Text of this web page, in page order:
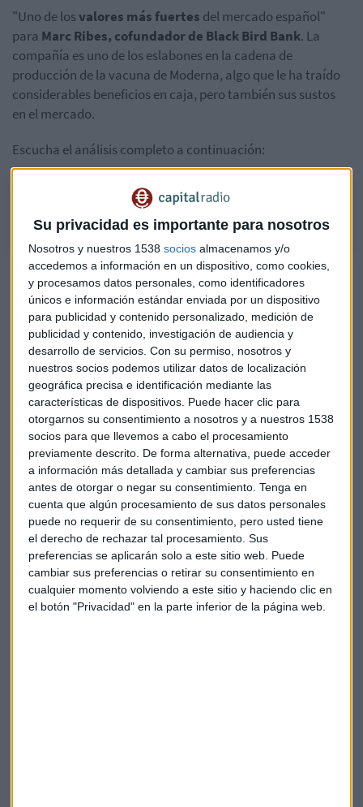
Su privacidad es importante para nosotros
Nosotros y nuestros 1538 socios almacenamos y/o
accedemos a información en un dispositivo, como cookies,
y procesamos datos personales, como identificadores
únicos e información estándar enviada por un dispositivo
para publicidad y contenido personalizado, medición de
publicidad y contenido, investigación de audiencia y
desarrollo de servicios. Con su permiso, nosotros y
nuestros socios podemos utilizar datos de localización
geográfica precisa e identificación mediante las
características de dispositivos. Puede hacer clic para
otorgarnos su consentimiento a nosotros y a nuestros 1538
socios para que llevemos a cabo el procesamiento
previamente descrito. De forma alternativa, puede acceder
a información más detallada y cambiar sus preferencias
antes de otorgar o negar su consentimiento. Tenga en
cuenta que algún procesamiento de sus datos personales
puede no requerir de su consentimiento, pero usted tiene
el derecho de rechazar tal procesamiento. Sus
preferencias se aplicarán solo a este sitio web. Puede
cambiar sus preferencias o retirar su consentimiento en
cualquier momento volviendo a este sitio y haciendo clic en
el botón "Privacidad" en la parte inferior de la página web.
"Uno de losvalores más fuertes del mercado español"
para Marc Ribes, cofundador de Black Bird Bank. La
compañía es uno de los eslabones en la cadena de
producción de la vacuna de Moderna, algo que le ha traído
considerables beneficios en caja, pero también sus sustos
en el mercado.
Escucha el análisis completo a continuación:
Lo amas o lo odias: ¿Cumple Rovi con las expectativas?
La polémica sobre el error humano en unos lotes de
Moderna con contaminantes metálicos hace poco penalizó
a la farmacéutica. Pero el susto en los mercados duró poco
y cuesta bastante encontrar detractores de la compañía.
ParaPablo García, director de Divacons Alphavalue
una compañía extraordinaria. " Su alianza con Moderna la
ha llevado prácticamente ha máximos a zona de máximos
históricos".
Si echamos la vista al gráfico la evolución es claramente
ascendente. Sin ir más lejos, desde que decidiera darel
salto al parqué en 2007se ha revalorizadomás de un
500%y ha acumulado una capitalización bursátil de casi
4.000 millones.
El Ibex 35 cambia a Viscofan (de nuevo) por Rovi
Su capa podría decirse que también va viento en popa. A
cierre de los nueve primeros meses de 2021, Rovi ha